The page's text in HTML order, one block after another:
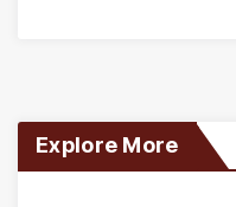
Explore More